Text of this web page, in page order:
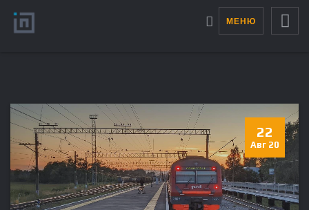
МЕНЮ
22
Авг 20